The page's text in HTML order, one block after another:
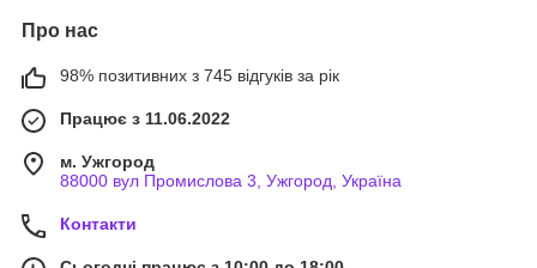
Про нас
98% позитивних з 745 відгуків за рік
Працює з 11.06.2022
м. Ужгород
88000 вул Промислова 3, Ужгород, Україна
Контакти